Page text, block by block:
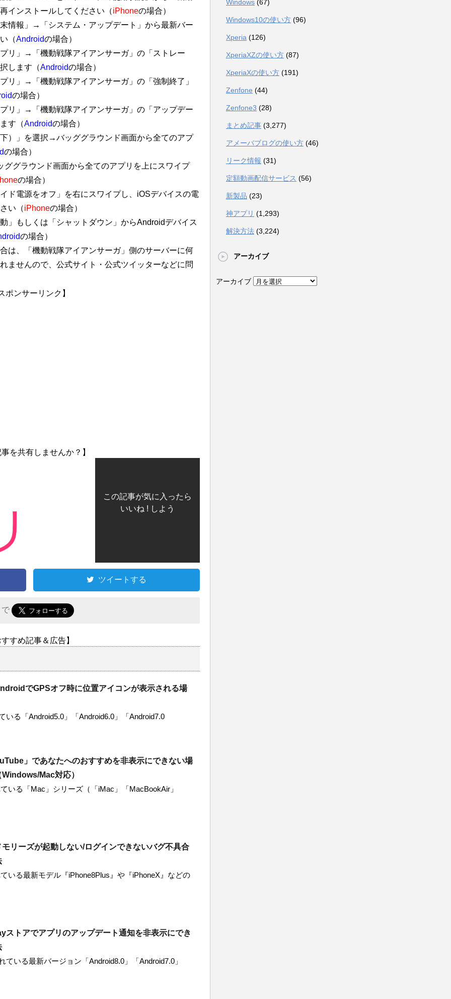
インストールしてください（iPhoneの場合）
情報」→「システム・アップデート」から最新バー
（Androidの場合）
リ」→「機動戦隊アイアンサーガ」の「ストレー
します（Androidの場合）
」→「機動戦隊アイアンサーガ」の「強制終了」
の場合）
リ」→「機動戦隊アイアンサーガ」の「アップデー
す（Androidの場合）
）」を選択→バッググラウンド画面から全てのアプ
の場合）
グラウンド画面から全てのアプリを上にスワイプ
の場合）
ド電源をオフ」を右にスワイプし、iOSデバイスの電
い（iPhoneの場合）
」もしくは「シャットダウン」からAndroidデバイス
の場合）
は、「機動戦隊アイアンサーガ」側のサーバーに何
ませんので、公式サイト・公式ツイッターなどに問
ポンサーリンク】
を共有しませんか？】
この記事が気に入ったら
いいね ! しよう
ツイートする
で
すめ記事＆広告】
でGPSオフ時に位置アイコンが表示される場
る「Android5.0」「Android6.0」「Android7.0
」であなたへのおすすめを非表示にできない場
Mac対応）
る「Mac」シリーズ（「iMac」「MacBookAir」
リーズが起動しない/ログインできないバグ不具合
る最新モデル『iPhone8Plus』や『iPhoneX』などの
ストアでアプリのアップデート通知を非表示にでき
いる最新バージョン「Android8.0」「Android7.0」
Windows (67)
Windows10の使い方 (96)
Xperia (126)
XperiaXZの使い方 (87)
XperiaXの使い方 (191)
Zenfone (44)
Zenfone3 (28)
まとめ記事 (3,277)
アメーバブログの使い方 (46)
リーク情報 (31)
定額動画配信サービス (56)
新製品 (23)
神アプリ (1,293)
解決方法 (3,224)
アーカイブ
アーカイブ